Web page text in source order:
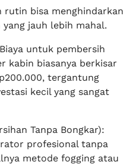
rutin bisa menghindarkan
jauh lebih mahal.
untuk pembersih
kabin biasanya berkisar
tergantung
kecil yang sangat
Tanpa Bongkar):
profesional tanpa
metode fogging atau